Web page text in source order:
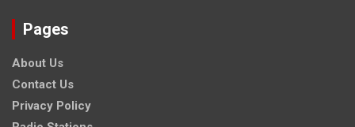
Pages
About Us
Contact Us
Privacy Policy